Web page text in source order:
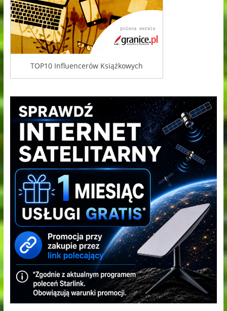
TOP10 Influencerów Książkowych